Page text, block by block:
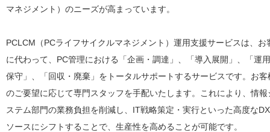
マネジメント）のニーズが高まっています。
PCLCM（PCライフサイクルマネジメント）運用支援サービスは、お
に代わって、PC管理における「企画・調達」、「導入展開」、「運
保守」、「回収・廃棄」をトータルサポートするサービスです。お客
のご要望に応じて専門スタッフを手配いたします。これにより、情報
ステム部門の業務負担を削減し、IT戦略策定・実行といった高度な
ソースにシフトすることで、生産性を高めることが可能です。